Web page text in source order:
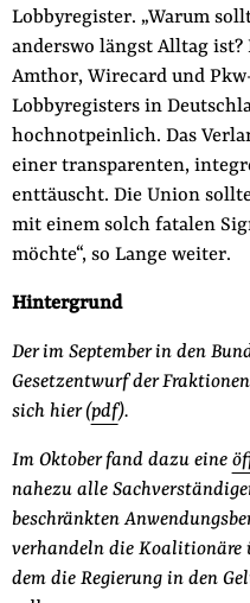
Lobbyregister. „Warum
anderswo längst Alltag
Amthor, Wirecard und
Lobbyregisters in
hochnotpeinlich. Das
einer transparenten,
enttäuscht. Die Union
mit einem solch fatalen
möchte“, so Lange weiter.
Hintergrund
Der im September in den
Gesetzentwurf der
sich hier (pdf).
Im Oktober fand dazu eine
nahezu alle
beschränkten
verhandeln die Koalitionäre
dem die Regierung in den